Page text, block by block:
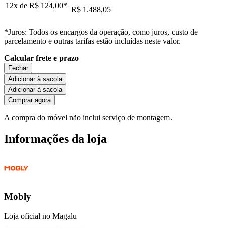
12x de R$ 124,00* R$ 1.488,05
*Juros: Todos os encargos da operação, como juros, custo de
parcelamento e outras tarifas estão incluídas neste valor.
Calcular frete e prazo
Fechar
Adicionar à sacola
Adicionar à sacola
Comprar agora
A compra do móvel não inclui serviço de montagem.
Informações da loja
Mobly
Loja oficial no Magalu